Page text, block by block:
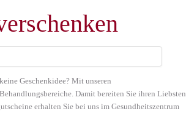
Geschenkidee? Mit unseren
Damit bereiten Sie ihren Liebsten
erhalten Sie bei uns im Gesundheitszentrum